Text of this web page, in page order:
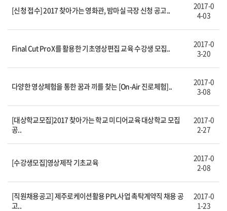
[신청 접수] 2017 찾아가는 영화관, 밤마실 극장 신청 공고..
2017-0
4-03
Final Cut Pro X를 활용한 기초영상편집 교육 수강생 모집..
2017-0
3-20
다양한 영상체험을 통한 꿈과 끼를 찾는 [On-Air 진로체험]..
2017-0
3-08
[대상학교모집]2017 찾아가는 학교 미디어교육 대상학교 모집
공..
2017-0
2-27
[수강생모집]영상제작 기초교육
2017-0
2-08
[직원채용공고] 제주로케이션활용 PPL사업 촉탁계약직 채용 공
고..
2017-0
1-23